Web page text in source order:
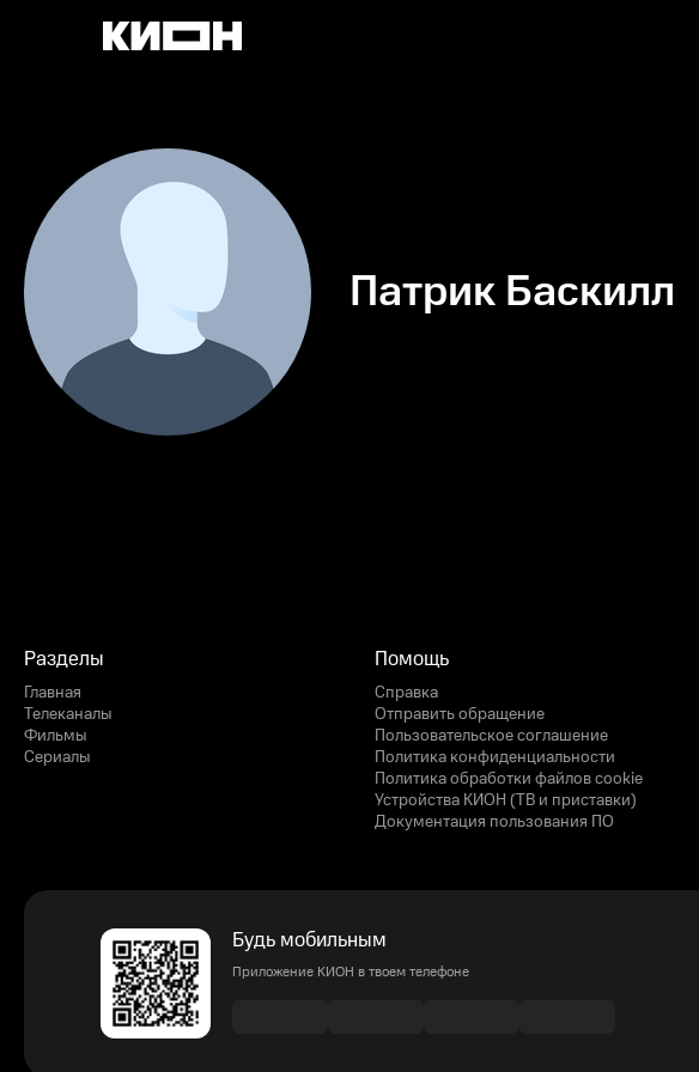
Патрик Баскилл
Разделы
Главная
Телеканалы
Фильмы
Сериалы
Помощь
Справка
Отправить обращение
Пользовательское соглашение
Политика конфиденциальности
Политика обработки файлов cookie
Устройства КИОН (ТВ и приставки)
Документация пользования ПО
Будь мобильным
Приложение КИОН в твоем телефоне